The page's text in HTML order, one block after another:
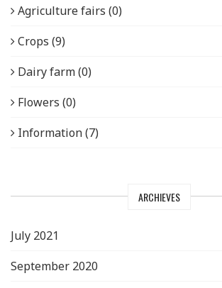
Agriculture fairs (0)
Crops (9)
Dairy farm (0)
Flowers (0)
Information (7)
ARCHIEVES
July 2021
September 2020